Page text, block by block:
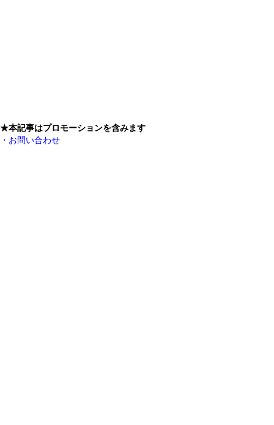
★本記事はプロモーションを含みます
・お問い合わせ